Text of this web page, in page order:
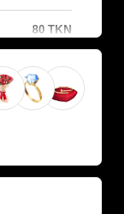
80 TKN